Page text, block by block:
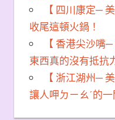
【 四川康定─
收尾這頓火鍋！
【 香港尖沙嘴
東西真的沒有抵抗
【 浙江湖州─
讓人呷ㄉㄧㄠˊ的